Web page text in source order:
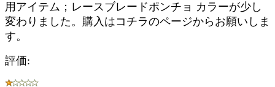
用アイテム；レースブレードポンチョ カラーが少し
変わりました。購入はコチラのページからお願いしま
す。
評価: